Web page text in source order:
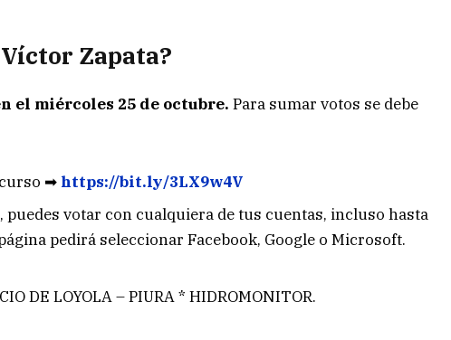
Zapata?
el miércoles 25 de octubre. Para sumar votos se debe
➡ https://bit.ly/3LX9w4V
puedes votar con cualquiera de tus cuentas, incluso hasta
pedirá seleccionar Facebook, Google o Microsoft.
DE LOYOLA – PIURA * HIDROMONITOR.